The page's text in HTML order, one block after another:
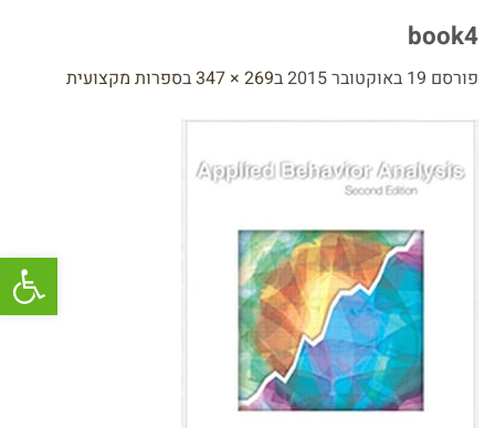
book4
פורסם 19 באוקטובר 2015 ב269 × 347 בספרות מקצועית